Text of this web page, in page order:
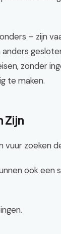
– zijn
anders
zonder
te maken.
Zijn
zoeken
ook een